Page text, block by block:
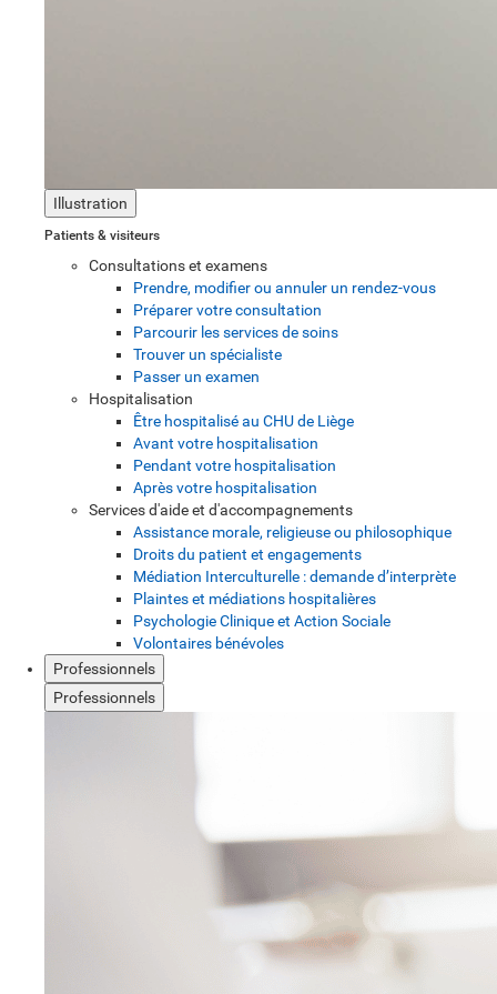
Illustration
Patients & visiteurs
Consultations et examens
Prendre, modifier ou annuler un rendez-vous
Préparer votre consultation
Parcourir les services de soins
Trouver un spécialiste
Passer un examen
Hospitalisation
Être hospitalisé au CHU de Liège
Avant votre hospitalisation
Pendant votre hospitalisation
Après votre hospitalisation
Services d'aide et d'accompagnements
Assistance morale, religieuse ou philosophique
Droits du patient et engagements
Médiation Interculturelle : demande d’interprète
Plaintes et médiations hospitalières
Psychologie Clinique et Action Sociale
Volontaires bénévoles
Professionnels
Professionnels